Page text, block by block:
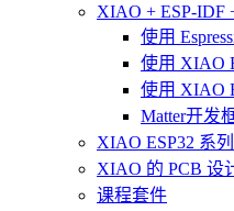
XIAO + ESP-IDF
使用
使用 XIAO
使用 XIAO
Matter开发
XIAO ESP32 系
XIAO 的 PCB 设
课程套件